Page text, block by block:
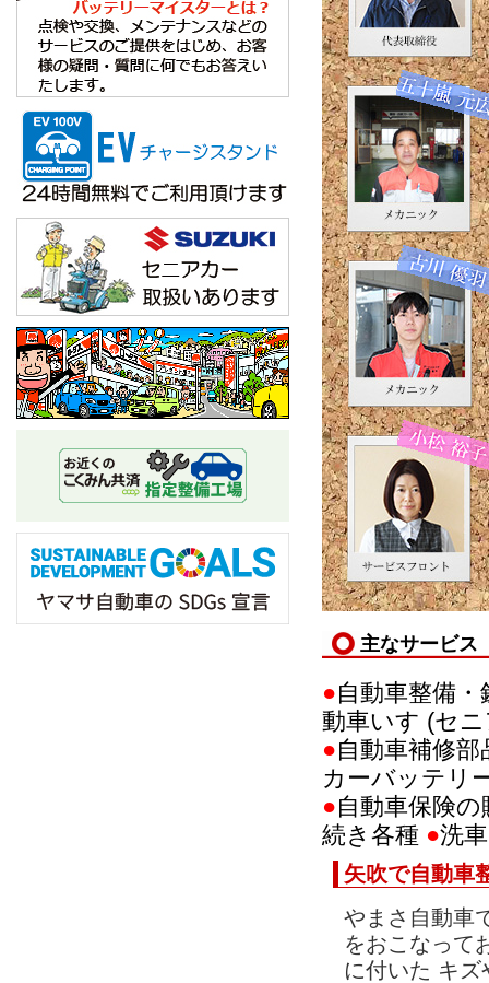
主なサービス
●自動車整備
動車いす (セ
●自動車補修
カーバッテリ
●自動車保険
続き各種 ●洗
矢吹で自動車
やまさ自動車
をおこなって
に付いた キズ